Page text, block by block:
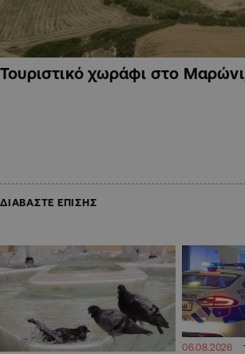
Τουριστικό χωράφι στο
ΔΙΑΒΑΣΤΕ ΕΠΙΣΗΣ
06.08.2026